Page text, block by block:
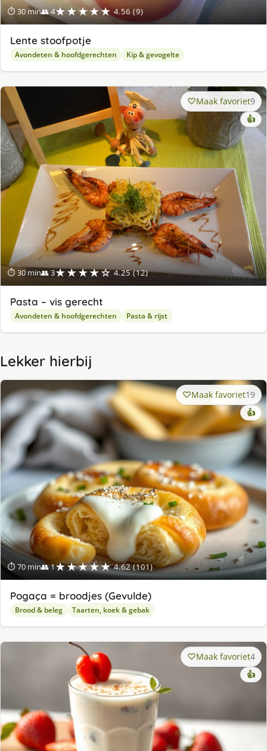
⏱ 30 min👥 4★★★★★ 4.56 (9)
Lente stoofpotje
Avondeten & hoofdgerechten Kip & gevogelte
⏱ 30 min👥 3★★★★☆ 4.25 (12)
Maak favoriet9
👍
Pasta – vis gerecht
Avondeten & hoofdgerechten Pasta & rijst
Lekker hierbij
⏱ 70 min👥 1★★★★★ 4.62 (101)
Maak favoriet19
👍
Pogaça = broodjes (Gevulde)
Brood & beleg Taarten, koek & gebak
Maak favoriet4
👍